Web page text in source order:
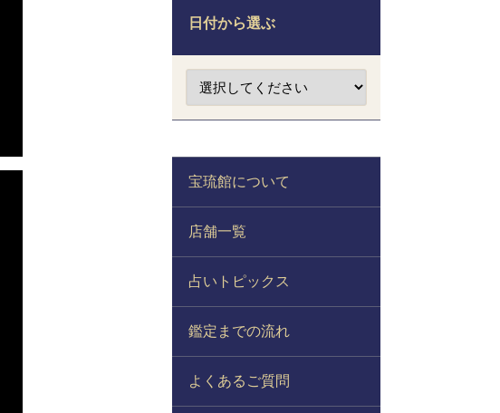
日付から選ぶ
宝琉館について
店舗一覧
占いトピックス
鑑定までの流れ
よくあるご質問